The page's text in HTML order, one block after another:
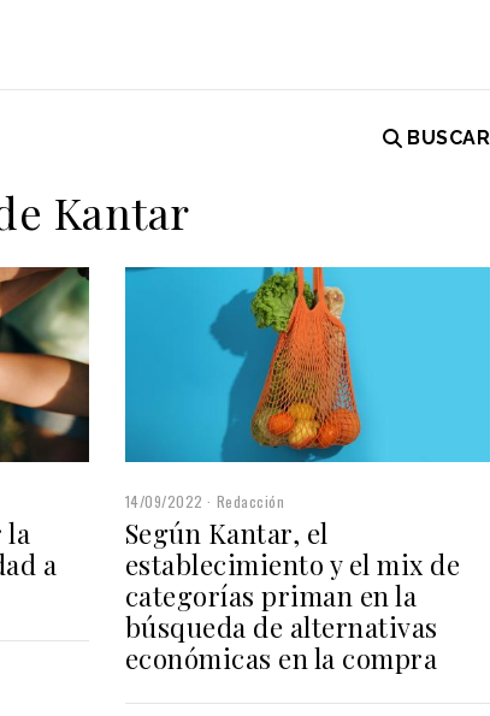
BUSCAR
Kantar
la
a
14/09/2022 Redacción
Según Kantar, el
establecimiento y el mix de
categorías priman en la
búsqueda de alternativas
económicas en la compra